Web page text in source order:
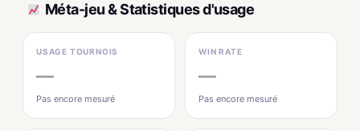
Méta-jeu & Statistiques d'usage
USAGE TOURNOIS
—
Pas encore mesuré
WIN RATE
—
Pas encore mesuré